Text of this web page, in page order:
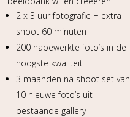
2 x 3 uur fotografie + extra
shoot 60 minuten
200 nabewerkte foto’s in de
hoogste kwaliteit
3 maanden na shoot set van
10 nieuwe foto’s uit
bestaande gallery